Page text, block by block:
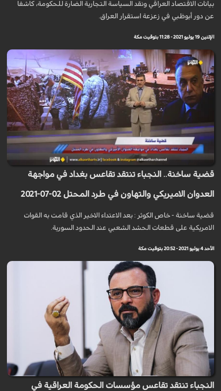
بيانات الاقتصاد العراقي ونقد السياسة التجارية الضارة للحكومة، كاشفا
عن دور أبوظبي في زعزعة استقرار العراق.
الإثنين 19 يوليو 2021 - 11:28 بتوقيت مكة
قضية ساخنة.. النجباء تنتقد تقاعس بغداد في مواجهة
العدوان الاميريكي والتهاون في طرد المحتل 02-07-2021
قضية ساخنة - خاص الكوثر : بعد الاعتداء الاخير الذي قامت به القوات
الامريكية على قطعات الحشد الشعبي عند الحدود السورية.
الأحد 4 يوليو 2021 - 20:52 بتوقيت مكة
النجباء تنتقد تقاعس مؤسسات الحكومة العراقية في